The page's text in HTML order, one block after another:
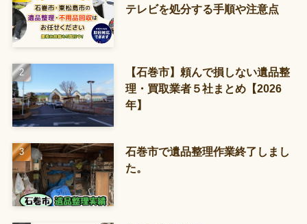
テレビを処分する手順や注意点
【石巻市】頼んで損しない遺品整
理・買取業者５社まとめ【2026
年】
石巻市で遺品整理作業終了しまし
た。